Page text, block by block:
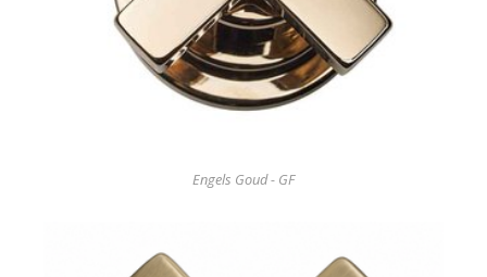
Engels Goud - GF